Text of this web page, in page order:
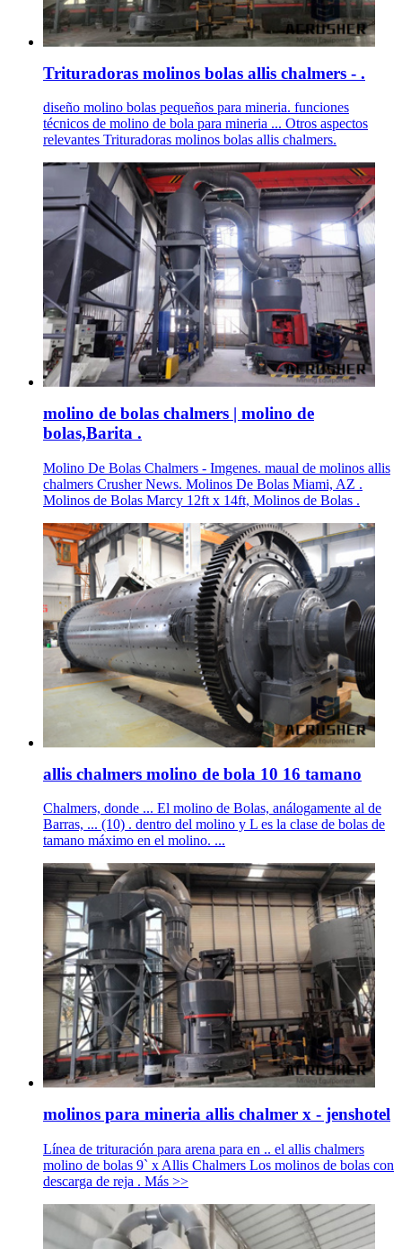
Trituradoras molinos bolas allis chalmers - .
diseño molino bolas pequeños para mineria. funciones
técnicos de molino de bola para mineria ... Otros aspectos
relevantes Trituradoras molinos bolas allis chalmers.
molino de bolas chalmers | molino de
bolas,Barita .
Molino De Bolas Chalmers - Imgenes. maual de molinos allis
chalmers Crusher News. Molinos De Bolas Miami, AZ .
Molinos de Bolas Marcy 12ft x 14ft, Molinos de Bolas .
allis chalmers molino de bola 10 16 tamano
Chalmers, donde ... El molino de Bolas, análogamente al de
Barras, ... (10) . dentro del molino y L es la clase de bolas de
tamano máximo en el molino. ...
molinos para mineria allis chalmer x - jenshotel
Línea de trituración para arena para en .. el allis chalmers
molino de bolas 9` x Allis Chalmers Los molinos de bolas con
descarga de reja . Más >>